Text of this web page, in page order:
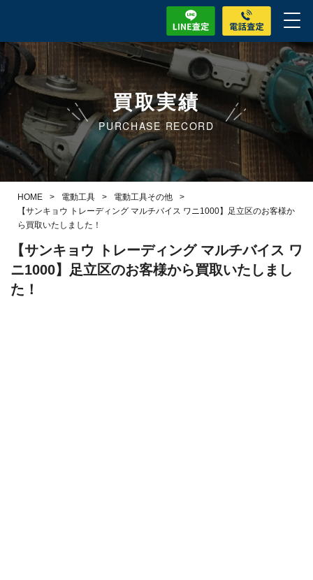
買取実績
PURCHASE RECORD
HOME > 電動工具 > 電動工具その他
>
【サンキョウ トレーディング マルチバイス ワニ1000】足立区のお客様か
ら買取いたしました！
【サンキョウ トレーディング マルチバイス ワ
ニ1000】足立区のお客様から買取いたしまし
た！